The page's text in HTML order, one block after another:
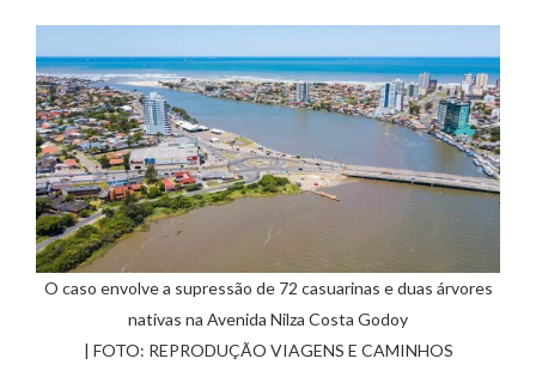
O caso envolve a supressão de 72 casuarinas e duas árvores
nativas na Avenida Nilza Costa Godoy
| FOTO: REPRODUÇÃO VIAGENS E CAMINHOS